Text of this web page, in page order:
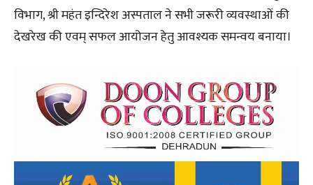
विभाग, श्री महंत इन्दिरेश अस्पताल ने सभी जरूरी व्यवस्थाओं की
देखरेख की एवम् सफल आयोजन हेतु आवश्यक समन्वय बनाया।